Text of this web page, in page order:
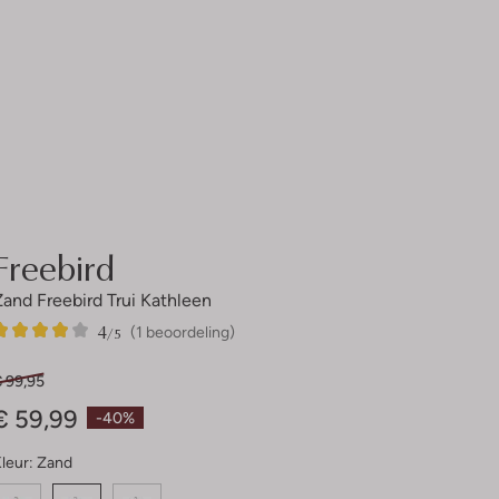
Freebird Trui Kathleen
(1 beoordeling)
4/5
-40%
99,95
59,99
Zand